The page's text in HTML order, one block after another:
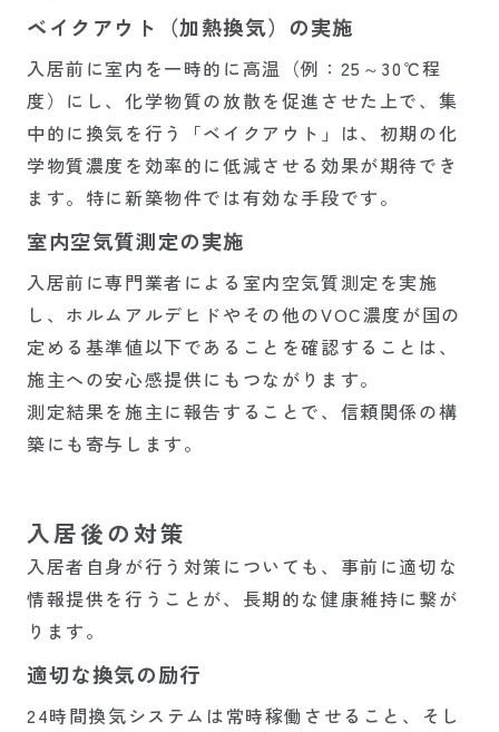
ベイクアウト（加熱換気）の実施
入居前に室内を一時的に高温（例：25～30℃程
度）にし、化学物質の放散を促進させた上で、集
中的に換気を行う「ベイクアウト」は、初期の化
学物質濃度を効率的に低減させる効果が期待でき
ます。特に新築物件では有効な手段です。
室内空気質測定の実施
入居前に専門業者による室内空気質測定を実施
し、ホルムアルデヒドやその他のVOC濃度が国の
定める基準値以下であることを確認することは、
施主への安心感提供にもつながります。
測定結果を施主に報告することで、信頼関係の構
築にも寄与します。
入居後の対策
入居者自身が行う対策についても、事前に適切な
情報提供を行うことが、長期的な健康維持に繋が
ります。
適切な換気の励行
24時間換気システムは常時稼働させること、そし